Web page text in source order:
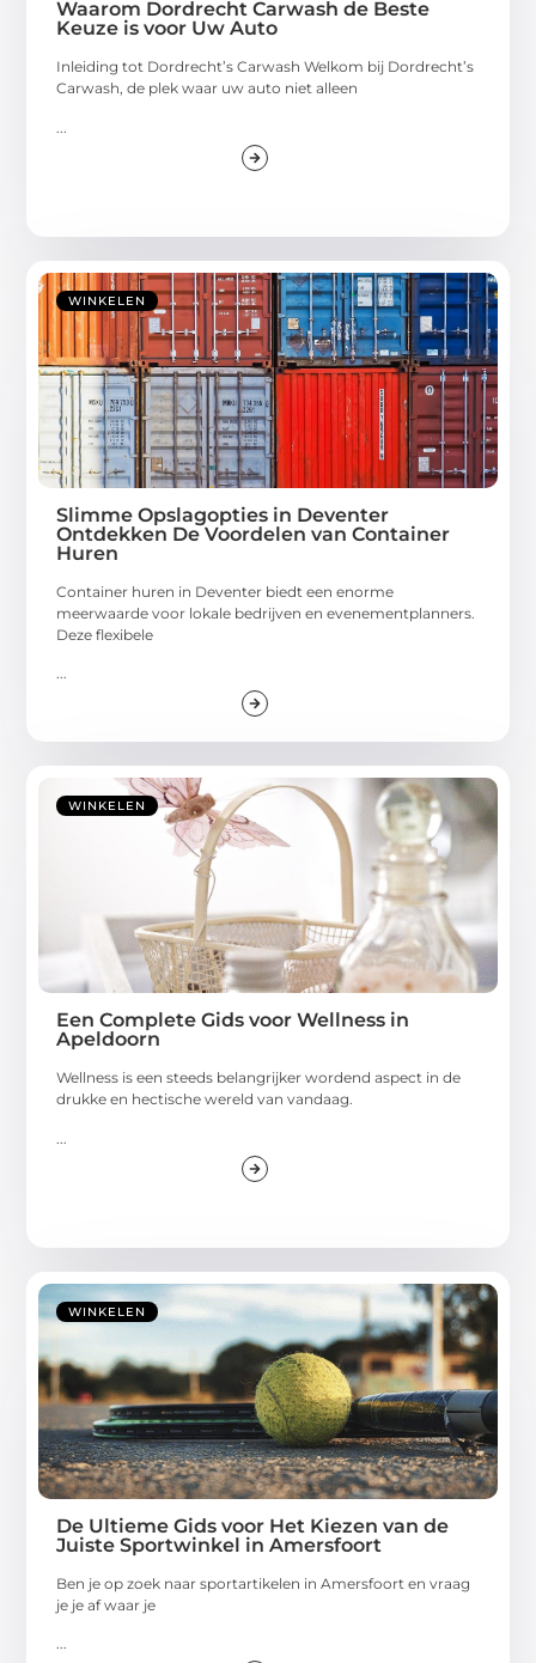
Waarom Dordrecht Carwash de Beste
Keuze is voor Uw Auto
Inleiding tot Dordrecht’s Carwash Welkom bij Dordrecht’s
Carwash, de plek waar uw auto niet alleen
WINKELEN
Slimme Opslagopties in Deventer
Ontdekken De Voordelen van Container
Huren
Container huren in Deventer biedt een enorme
meerwaarde voor lokale bedrijven en evenementplanners.
Deze flexibele
...
WINKELEN
Een Complete Gids voor Wellness in
Apeldoorn
Wellness is een steeds belangrijker wordend aspect in de
drukke en hectische wereld van vandaag.
WINKELEN
De Ultieme Gids voor Het Kiezen van de
Juiste Sportwinkel in Amersfoort
Ben je op zoek naar sportartikelen in Amersfoort en vraag
je je af waar je